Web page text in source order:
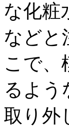
な化粧
などと
こで、
るよう
取り外